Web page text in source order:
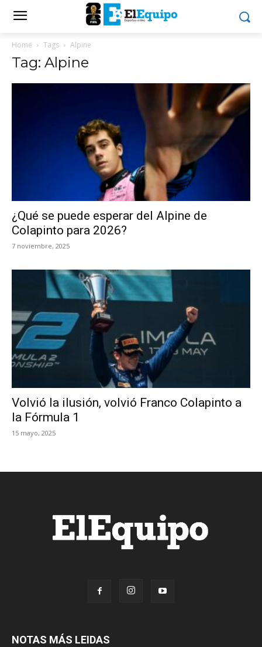
Home Tags Alpine
Tag: Alpine
¿Qué se puede esperar del Alpine de
Colapinto para 2026?
7 noviembre, 2025
Volvió la ilusión, volvió Franco Colapinto a
la Fórmula 1
15 mayo, 2025
NOTAS MÁS LEIDAS